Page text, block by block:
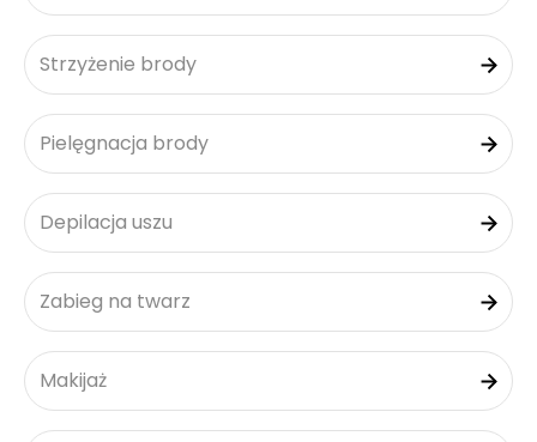
Strzyżenie brody
Pielęgnacja brody
Depilacja uszu
Zabieg na twarz
Makijaż